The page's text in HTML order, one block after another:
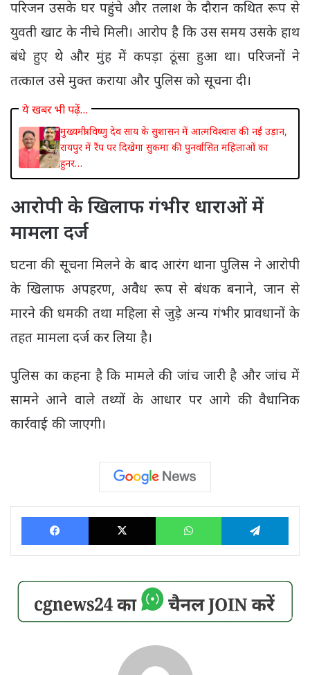
परिजन उसके घर पहुंचे और तलाश के दौरान कथित रूप से
युवती खाट के नीचे मिली। आरोप है कि उस समय उसके हाथ
बंधे हुए थे और मुंह में कपड़ा ठूंसा हुआ था। परिजनों ने
तत्काल उसे मुक्त कराया और पुलिस को सूचना दी।
ये खबर भी पढ़ें…
मुख्यमंत्री विष्णु देव साय के सुशासन में आत्मविश्वास की नई उड़ान,
रायपुर में रैंप पर दिखेगा सुकमा की पुनर्वासित महिलाओं का
हुनर…
आरोपी के खिलाफ गंभीर धाराओं में
मामला दर्ज
घटना की सूचना मिलने के बाद आरंग थाना पुलिस ने आरोपी
के खिलाफ अपहरण, अवैध रूप से बंधक बनाने, जान से
मारने की धमकी तथा महिला से जुड़े अन्य गंभीर प्रावधानों के
तहत मामला दर्ज कर लिया है।
पुलिस का कहना है कि मामले की जांच जारी है और जांच में
सामने आने वाले तथ्यों के आधार पर आगे की वैधानिक
कार्रवाई की जाएगी।
Facebook X WhatsApp